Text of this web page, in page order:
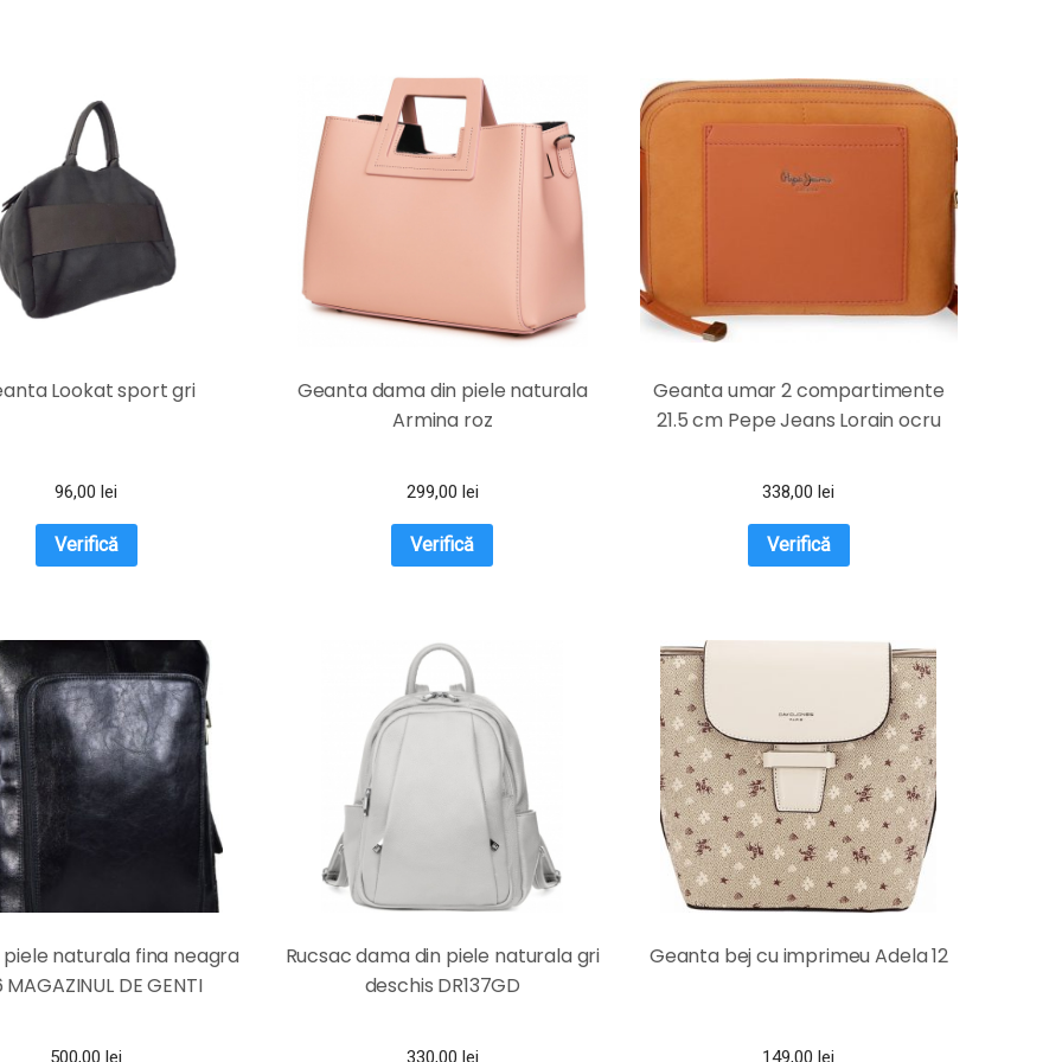
Lookat sport gri
96,00lei
Verifică
Geanta dama din piele naturala
Armina roz
299,00 lei
Verifică
Geanta umar 2 compartimente
21.5 cm Pepe Jeans Lorain ocru
338,00lei
Verifică
piele naturala fina neagra
MAGAZINUL DE GENTI
500,00 lei
Rucsac dama din piele naturala gri
deschis DR137GD
330,00 lei
Geanta bej cu imprimeu Adela 12
149,00 lei